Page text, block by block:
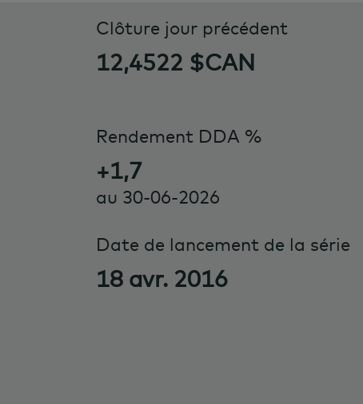
Clôture jour précédent
12,4522 $CAN
Rendement DDA %
+1,7
au 30-06-2026
Date de lancement de la série
18 avr. 2016